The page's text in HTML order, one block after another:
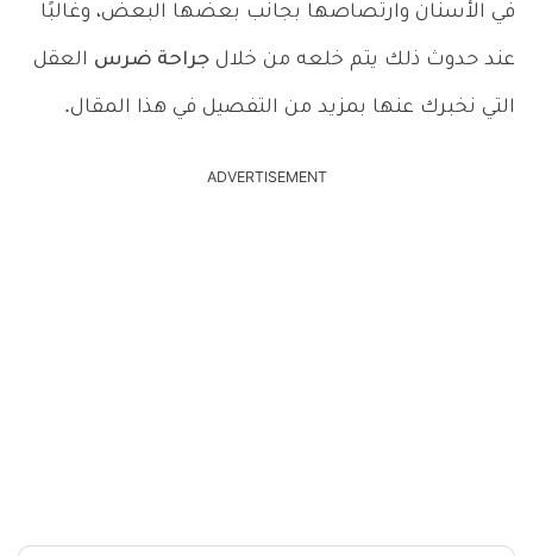
في الأسنان وارتصاصها بجانب بعضها البعض، وغالبًا
عند حدوث ذلك يتم خلعه من خلال جراحة ضرس العقل
التي نخبرك عنها بمزيد من التفصيل في هذا المقال.
ADVERTISEMENT